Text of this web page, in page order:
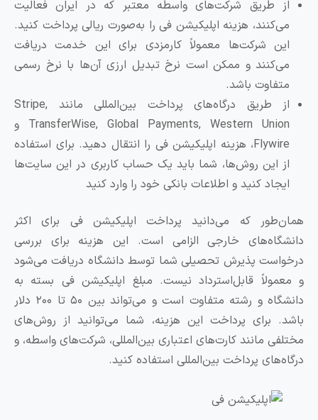
از طریق شرکت‌های واسطه معتبر که در ایران فعالیت
می‌کنند، هزینه اپلیکیشن فی را به‌صورت ریالی پرداخت کنید.
این شرکت‌ها معمولاً کارمزدی برای این خدمت دریافت
می‌کنند و ممکن است نرخ تبدیل ارزی آن‌ها با نرخ رسمی
متفاوت باشد.
از طریق درگاه‌های پرداخت بین‌المللی مانند Stripe,
TransferWise, Global Payments, Western Union و
Flywire، هزینه اپلیکیشن فی را انتقال دهید. برای استفاده
از این روش‌ها، شما باید یک حساب کاربری در این سایت‌ها
ایجاد کنید و اطلاعات بانکی خود را وارد کنید
که می‌دانید پرداخت اپلیکیشن فی برای اکثر
خارجی الزامی است. این هزینه برای بررسی
پذیرش تحصیلی شما توسط دانشگاه دریافت می‌شود
معمولاً قابل‌استرداد نیست. مبلغ اپلیکیشن فی بسته به
دانشگاه و رشته متفاوت است و می‌تواند بین ۵۰ تا ۲۰۰ دلار
برای پرداخت این هزینه، شما می‌توانید از روش‌های
مانند کارت‌های اعتباری بین‌المللی، شرکت‌های واسطه، و
پرداخت بین‌المللی استفاده کنید.